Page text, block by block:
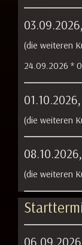
(die weiteren
24.09.2026 *
(die weiteren
(die weiteren